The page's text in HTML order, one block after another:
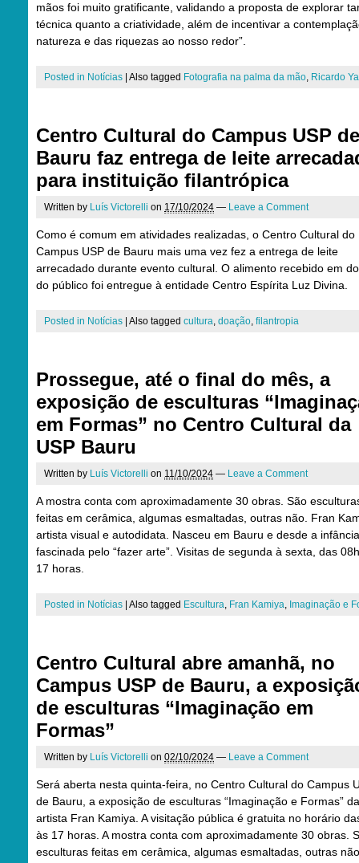
mãos foi muito gratificante, validando a proposta de explorar
técnica quanto a criatividade, além de incentivar a
natureza e das riquezas ao nosso redor”.
Posted in Notícias Also tagged Fotografia na palma da mão, Ricardo
Centro Cultural do Campus USP de
Bauru faz entrega de leite
para instituição filantrópica
Written by Luís Victorelli on 17/10/2024 — Leave a Comment
Como é comum em atividades realizadas, o Centro Cultural do
Campus USP de Bauru mais uma vez fez a entrega de leite
arrecadado durante evento cultural. O alimento recebido em
do público foi entregue à entidade Centro Espírita Luz Divina.
Posted in Notícias Also tagged cultura, doação, filantropia
Prossegue, até o final do mês, a
exposição de esculturas
em Formas” no Centro Cultural da
USP Bauru
Written by Luís Victorelli on 11/10/2024 — Leave a Comment
A mostra conta com aproximadamente 30 obras. São
feitas em cerâmica, algumas esmaltadas, outras não. Fran
artista visual e autodidata. Nasceu em Bauru e desde a
fascinada pelo “fazer arte”. Visitas de segunda à sexta, das
17 horas.
Posted in Notícias Also tagged Escultura, Fran Kamiya, Imaginação e
Centro Cultural abre amanhã, no
Campus USP de Bauru, a
de esculturas “Imaginação em
Formas”
Written by Luís Victorelli on 02/10/2024 — Leave a Comment
Será aberta nesta quinta-feira, no Centro Cultural do Campus
de Bauru, a exposição de esculturas “Imaginação e Formas” da
artista Fran Kamiya. A visitação pública é gratuita no horário
às 17 horas. A mostra conta com aproximadamente 30 obras.
esculturas feitas em cerâmica, algumas esmaltadas, outras